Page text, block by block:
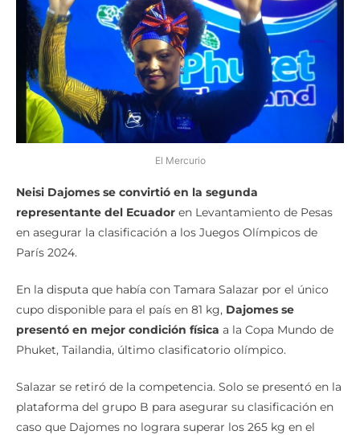
El Mercurio
Neisi Dajomes se convirtió en la segunda
representante del Ecuador en Levantamiento de Pesas
en asegurar la clasificación a los Juegos Olímpicos de
París 2024.
En la disputa que había con Tamara Salazar por el único
cupo disponible para el país en 81 kg, Dajomes se
presentó en mejor condición física a la Copa Mundo de
Phuket, Tailandia, último clasificatorio olímpico.
Salazar se retiró de la competencia. Solo se presentó en la
plataforma del grupo B para asegurar su clasificación en
caso que Dajomes no lograra superar los 265 kg en el